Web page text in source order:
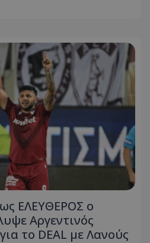
ΕΛΕΥΘΕΡΟΣ ο
Αργεντινός
το DEAL με Λανούς